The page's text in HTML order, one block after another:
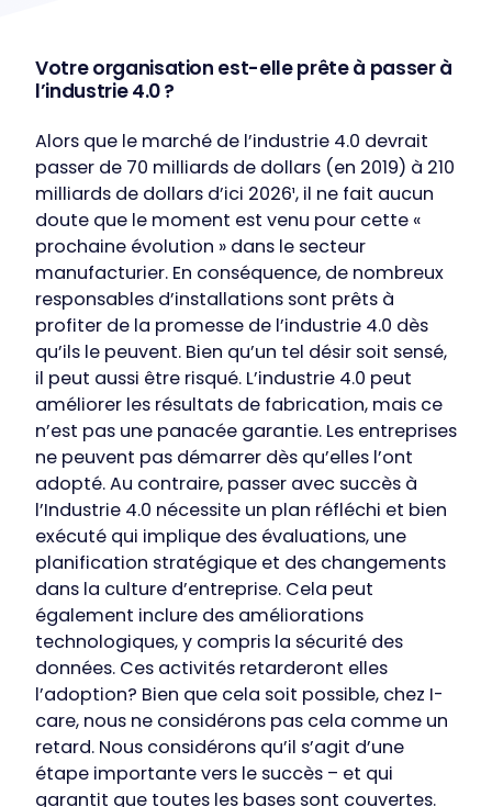
Votre organisation est-elle prête à passer à
l’industrie 4.0 ?
Alors que le marché de l’industrie 4.0 devrait
passer de 70 milliards de dollars (en 2019) à 210
milliards de dollars d’ici 2026¹, il ne fait aucun
doute que le moment est venu pour cette «
prochaine évolution » dans le secteur
manufacturier. En conséquence, de nombreux
responsables d’installations sont prêts à
profiter de la promesse de l’industrie 4.0 dès
qu’ils le peuvent. Bien qu’un tel désir soit sensé,
il peut aussi être risqué. L’industrie 4.0 peut
améliorer les résultats de fabrication, mais ce
n’est pas une panacée garantie. Les entreprises
ne peuvent pas démarrer dès qu’elles l’ont
adopté. Au contraire, passer avec succès à
l’Industrie 4.0 nécessite un plan réfléchi et bien
exécuté qui implique des évaluations, une
planification stratégique et des changements
dans la culture d’entreprise. Cela peut
également inclure des améliorations
technologiques, y compris la sécurité des
données. Ces activités retarderont elles
l’adoption? Bien que cela soit possible, chez I-
care, nous ne considérons pas cela comme un
retard. Nous considérons qu’il s’agit d’une
étape importante vers le succès – et qui
garantit que toutes les bases sont couvertes.